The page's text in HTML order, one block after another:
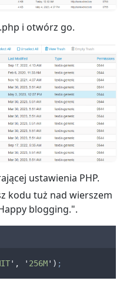
i otwórz go.
ustawienia PHP.
kodu tuż nad wierszem
blogging.".
' , ' 256M' ) ;